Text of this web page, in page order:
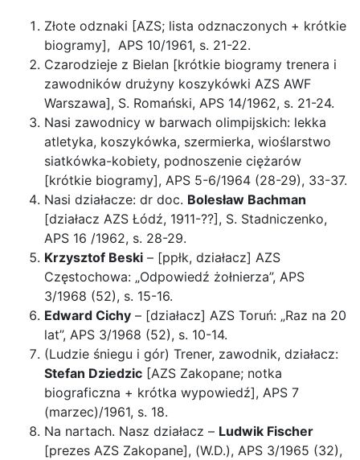
Złote odznaki [AZS; lista odznaczonych + krótkie
biogramy], APS 10/1961, s. 21-22.
Czarodzieje z Bielan [krótkie biogramy trenera i
zawodników drużyny koszykówki AZS AWF
Warszawa], S. Romański, APS 14/1962, s. 21-24.
Nasi zawodnicy w barwach olimpijskich: lekka
atletyka, koszykówka, szermierka, wioślarstwo
siatkówka-kobiety, podnoszenie ciężarów
[krótkie biogramy], APS 5-6/1964 (28-29), 33-37.
Nasi działacze: dr doc. Bolesław Bachman
[działacz AZS Łódź, 1911-??], S. Stadniczenko,
APS 16 /1962, s. 28-29.
Krzysztof Beski – [ppłk, działacz] AZS
Częstochowa: „Odpowiedź żołnierza”, APS
3/1968 (52), s. 15-16.
Edward Cichy – [działacz] AZS Toruń: „Raz na 20
lat”, APS 3/1968 (52), s. 10-14.
(Ludzie śniegu i gór) Trener, zawodnik, działacz:
Stefan Dziedzic [AZS Zakopane; notka
biograficzna + krótka wypowiedź], APS 7
(marzec)/1961, s. 18.
Na nartach. Nasz działacz – Ludwik Fischer
[prezes AZS Zakopane], (W.D.), APS 3/1965 (32),